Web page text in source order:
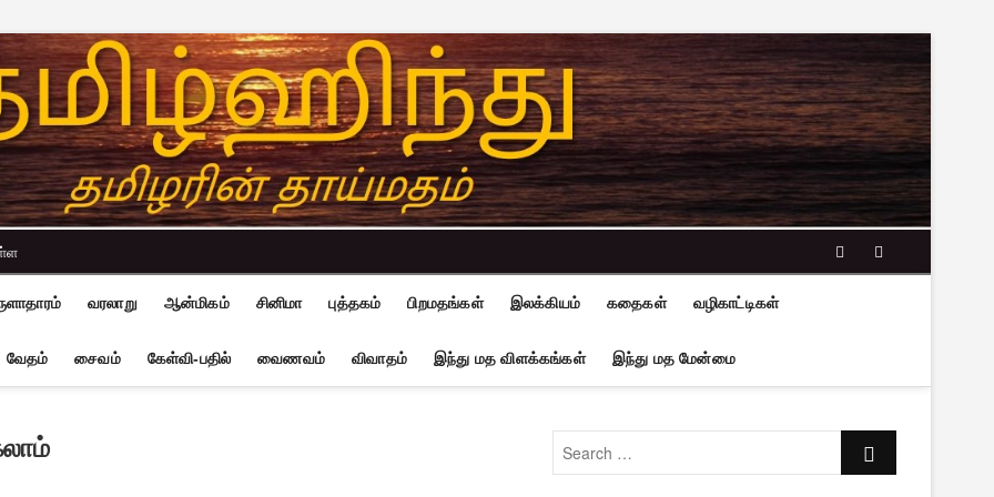
facebooktwitter
வரலாறு ஆன்மிகம் சினிமா புத்தகம் பிறமதங்கள் இலக்கியம் கதைகள் வழிகாட்டிகள்
வேதம் சைவம் கேள்வி-பதில் வைணவம் விவாதம் இந்து மத விளக்கங்கள் இந்து மத மேன்மை